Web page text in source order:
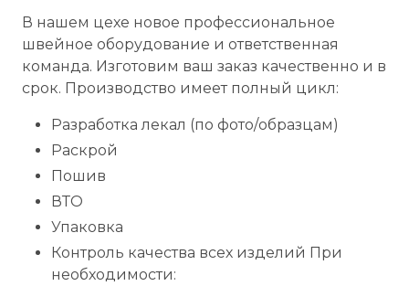
В нашем цехе новое профессиональное
швейное оборудование и ответственная
команда. Изготовим ваш заказ качественно и в
срок. Производство имеет полный цикл:
Разработка лекал (по фото/образцам)
Раскрой
Пошив
ВТО
Упаковка
Контроль качества всех изделий При
необходимости: